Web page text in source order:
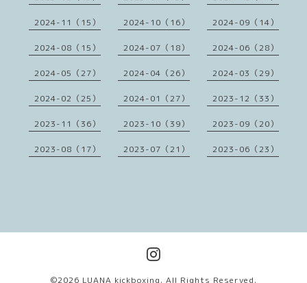
2024-11（15） 2024-10（16） 2024-09（14）
2024-08（15） 2024-07（18） 2024-06（28）
2024-05（27） 2024-04（26） 2024-03（29）
2024-02（25） 2024-01（27） 2023-12（33）
2023-11（36） 2023-10（39） 2023-09（20）
2023-08（17） 2023-07（21） 2023-06（23）
©2026 LUANA kickboxing. All Rights Reserved.